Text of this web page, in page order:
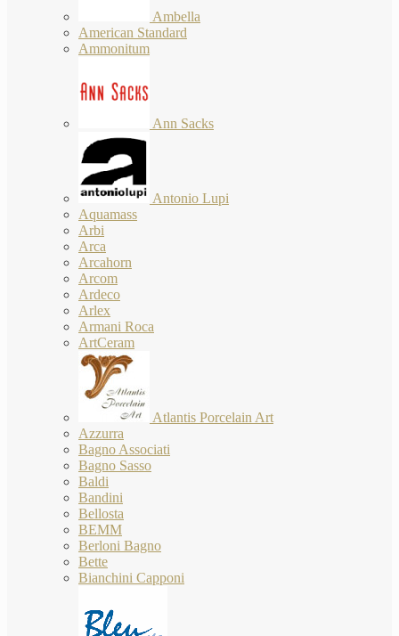
Ambella
American Standard
Ammonitum
Ann Sacks
Antonio Lupi
Aquamass
Arbi
Arca
Arcahorn
Arcom
Ardeco
Arlex
Armani Roca
ArtCeram
Atlantis Porcelain Art
Azzurra
Bagno Associati
Bagno Sasso
Baldi
Bandini
Bellosta
BEMM
Berloni Bagno
Bette
Bianchini Capponi